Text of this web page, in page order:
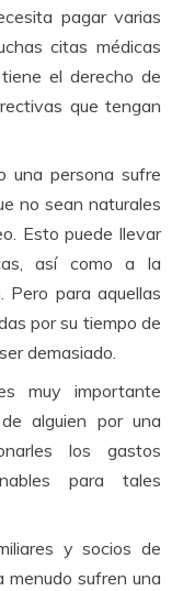
pagar varias
citas médicas
el derecho de
que tengan
una persona sufre
no sean naturales
Esto puede llevar
así como a la
Pero para aquellas
por su tiempo de
demasiado.
muy importante
alguien por una
los gastos
para tales
y socios de
menudo sufren una